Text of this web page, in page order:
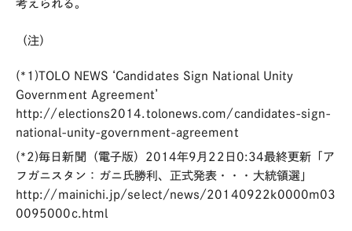
考えられる。
（注）
(*1)TOLO NEWS ‘Candidates Sign National Unity
Government Agreement’
http://elections2014.tolonews.com/candidates-sign-
national-unity-government-agreement
(*2)毎日新聞（電子版）2014年9月22日0:34最終更新「ア
フガニスタン：ガニ氏勝利、正式発表・・・大統領選」
http://mainichi.jp/select/news/20140922k0000m03
0095000c.html